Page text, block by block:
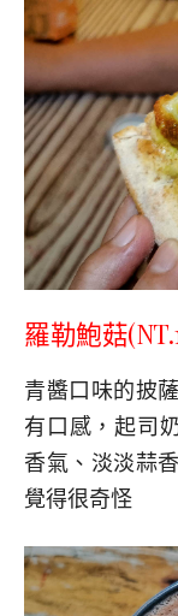
羅勒鮑菇
青醬口味的披
有口感，起司
香氣、淡淡蒜
覺得很奇怪